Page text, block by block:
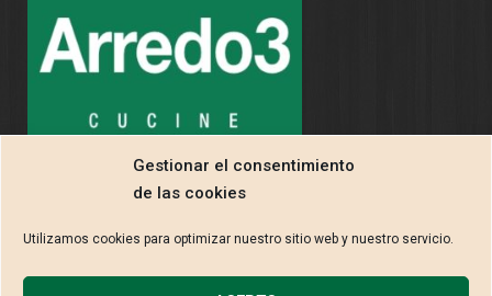
Gestionar el consentimiento
de las cookies
Utilizamos cookies para optimizar nuestro sitio web y nuestro servicio.